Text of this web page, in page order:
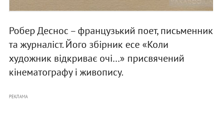
Робер Деснос – французький поет, письменник
та журналіст. Його збірник есе «Коли
художник відкриває очі…» присвячений
кінематографу і живопису.
РЕКЛАМА